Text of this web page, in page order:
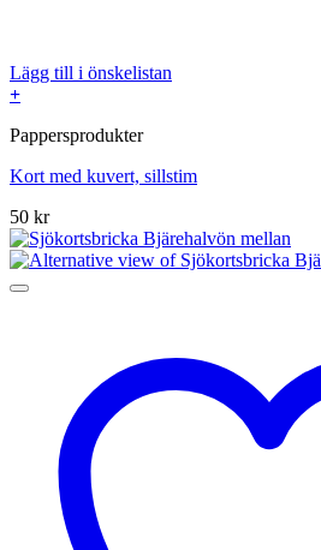
Lägg till i önskelistan
+
Pappersprodukter
Kort med kuvert, sillstim
50 kr